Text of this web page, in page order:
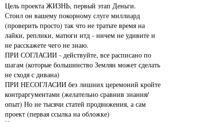
Цель проекта ЖИЗНЬ, первый этап Деньги.
Стоил он вашему покорному слуге миллиард
(проверить просто) так что не тратьте время на
лайки, реплики, матюги итд - ничем не удивите и
не расскажете чего не знаю.
ПРИ СОГЛАСИИ - действуйте, все расписано по
шагам (которые большинство Землян может сделать
не сходя с дивана)
ПРИ НЕСОГЛАСИИ без лишних церемоний кройте
контраргументами (желательно сравнив знания/
опыт) Но не тысячи статей продвижения, а сам
проект (первая ссылка на обложке)